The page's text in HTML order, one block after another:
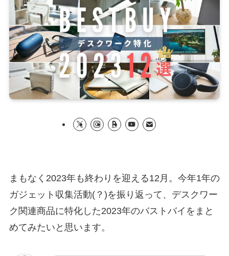
まもなく2023年も終わりを迎える12月。今年1年の
ガジェット収集活動(？)を振り返って、デスクワー
ク関連商品に特化した2023年のバストバイをまと
めてみたいと思います。